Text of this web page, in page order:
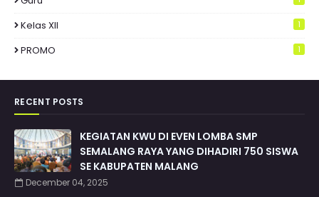
Kelas XII 1
PROMO 1
RECENT POSTS
KEGIATAN KWU DI EVEN LOMBA SMP
SEMALANG RAYA YANG DIHADIRI 750 SISWA
SE KABUPATEN MALANG
December 04, 2025